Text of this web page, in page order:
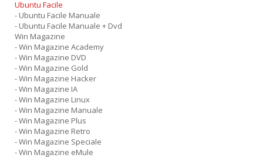
Ubuntu Facile
- Ubuntu Facile Manuale
- Ubuntu Facile Manuale + Dvd
Win Magazine
- Win Magazine Academy
- Win Magazine DVD
- Win Magazine Gold
- Win Magazine Hacker
- Win Magazine IA
- Win Magazine Linux
- Win Magazine Manuale
- Win Magazine Plus
- Win Magazine Retro
- Win Magazine Speciale
- Win Magazine eMule